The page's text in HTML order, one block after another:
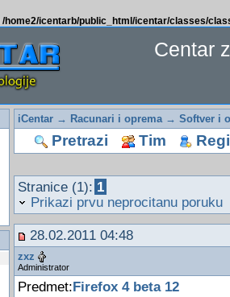
/home2/icentarb/public_html/icentar/classes/
Centar
iCentar→ Racunari i oprema→ Softver i
Pretrazi Tim
Stranice (1): 1
Prikazi prvu neprocitanu poruku
28.02.2011 04:48
zxz
Administrator
Predmet: Firefox 4 beta 12